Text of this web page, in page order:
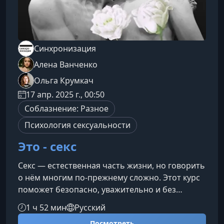
Синхронизация
Алена Ванченко
​Ольга Крумкач
17 апр. 2025 г., 00:50
Соблазнение: Разное
Психология сексуальности
Это - секс
Секс — естественная часть жизни, но говорить
о нём многим по-прежнему сложно. Этот курс
поможет безопасно, уважительно и без
стеснения изучать тему сексуальности, понять
своё тело, желания и границы, а также
1 ч 52 мин Русский